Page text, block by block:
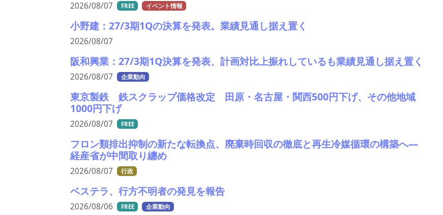
2026/08/07 FREE イベント情報
小野建：27/3期1Qの決算を発表。業績見通し据え置く
2026/08/07
阪和興業：27/3期1Q決算を発表、計画対比上振れしているも業績見通し据え置く
2026/08/07 企業動向
東京製鉄 鉄スクラップ価格改定 田原・名古屋・関西500円下げ、その他地域
1000円下げ
2026/08/07 FREE
フロン類排出抑制の新たな転換点、廃棄時回収の徹底と再生冷媒循環の構築へ―
経産省が中間取り纏め
2026/08/07 行政
ベステラ、行方不明者の発見を報告
2026/08/06 FREE 企業動向